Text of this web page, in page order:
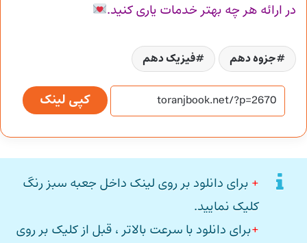
در ارائه هر چه بهتر خدمات یاری کنید.
جزوه دهم فیزیک دهم
کپی لینک
+ برای دانلود بر روی لینک داخل جعبه سبز رنگ
کلیک نمایید.
+برای دانلود با سرعت بالاتر ، قبل از کلیک بر روی